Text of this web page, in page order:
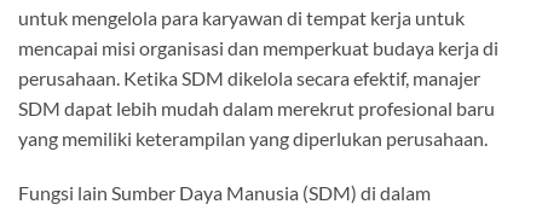
untuk mengelola para karyawan di tempat kerja untuk
mencapai misi organisasi dan memperkuat budaya kerja di
perusahaan. Ketika SDM dikelola secara efektif, manajer
SDM dapat lebih mudah dalam merekrut profesional baru
yang memiliki keterampilan yang diperlukan perusahaan.
Fungsi lain Sumber Daya Manusia (SDM) di dalam